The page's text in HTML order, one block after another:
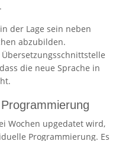
der Lage sein neben
abzubilden.
die neue Sprache in
Wochen upgedatet wird,
Programmierung. Es